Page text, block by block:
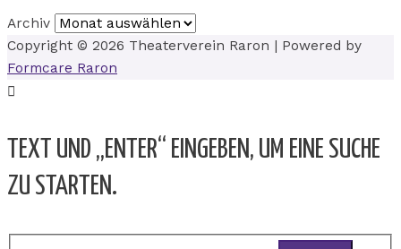
Archiv
Copyright © 2026 Theaterverein Raron | Powered by
Formcare Raron
TEXT UND „ENTER“ EINGEBEN, UM EINE SUCHE
ZU STARTEN.